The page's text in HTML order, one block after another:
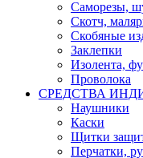
Саморезы,
Скотч,
Скобяные
Заклепки
Изолента,
Проволока
СРЕДСТВА
Наушники
Каски
Щитки
Перчатки,